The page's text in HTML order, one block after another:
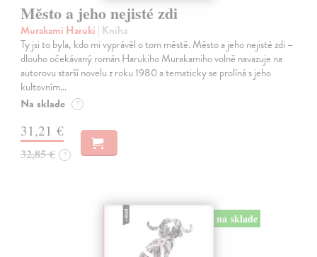
Město a jeho nejisté zdi
Murakami Haruki | Kniha
Ty jsi to byla, kdo mi vyprávěl o tom městě. Město a jeho nejisté zdi –
dlouho očekávaný román Harukiho Murakamiho volně navazuje na
autorovu starší novelu z roku 1980 a tematicky se prolíná s jeho
kultovním…
Na sklade ?
31,21 €
32,85 € ?
na sklade